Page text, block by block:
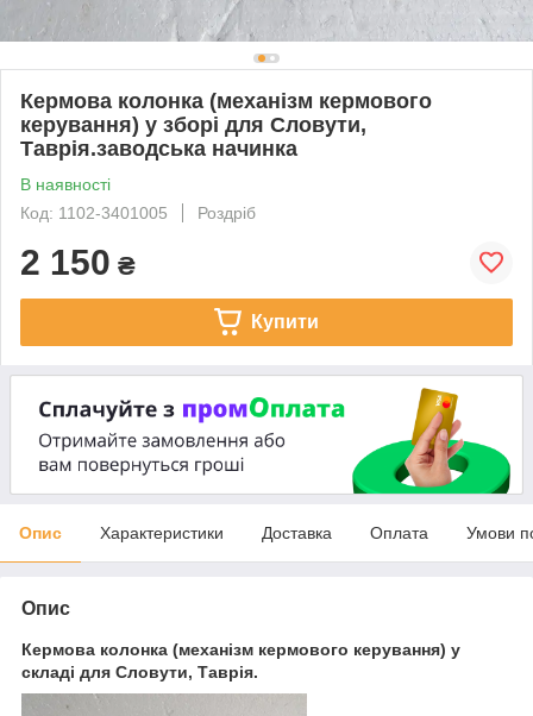
Кермова колонка (механізм кермового
керування) у зборі для Словути,
Таврія.заводська начинка
В наявності
Код: 1102-3401005
Роздріб
2 150 ₴
Купити
Опис Характеристики Доставка Оплата Умови
Опис
Кермова колонка (механізм кермового керування) у
складі для Словути, Таврія.